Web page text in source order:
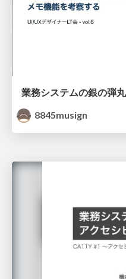
業務システムの銀の弾
8845musign